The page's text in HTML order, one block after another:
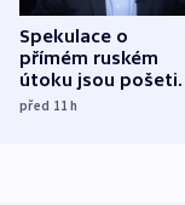
Spekulace o
přímém ruském
útoku jsou
míní estonský
před 11h